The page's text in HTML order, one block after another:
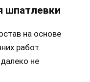
шпатлевки
на основе
работ.
не